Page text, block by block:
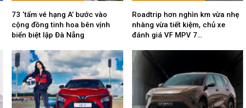
73 ‘tấm vé hạng A’ bước vào
cộng đồng tinh hoa bên vịnh
biển biệt lập Đà Nẵng
Roadtrip hơn nghìn km vừa nhẹ
nhàng vừa tiết kiệm, chủ xe
đánh giá VF MPV 7…